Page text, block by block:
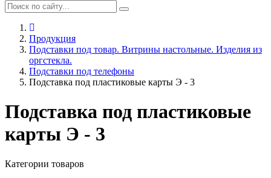
Продукция
Подставки под товар. Витрины настольные. Изделия из
оргстекла.
Подставки под телефоны
Подставка под пластиковые карты Э - 3
Подставка под пластиковые
карты Э - 3
Категории товаров